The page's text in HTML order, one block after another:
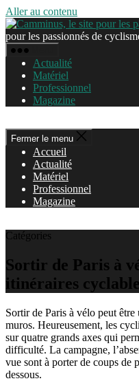
Aller au contenu
pour les passionnés de
Actualité
Matériel
Professionnel
Magazine
Fermer le menu
Accueil
Actualité
Matériel
Professionnel
Magazine
Catégories
Sortir de Paris à
itinéraires
Sortir de Paris à vélo peut
muros. Heureusement, les
sur quatre grands axes qui
difficulté. La campagne,
vue sont à porter de coups de
dessous.